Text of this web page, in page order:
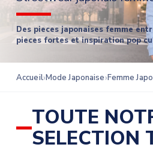
Des pieces japonaises femme
pieces fortes et inspiration pop
Accueil Mode Japonaise Femme
TOUTE
SELECTION